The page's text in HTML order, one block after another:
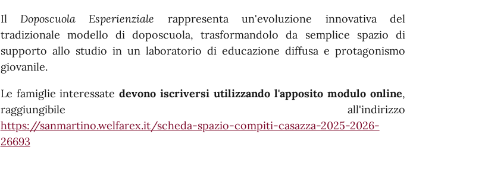
IlDoposcuola Esperienziale
rappresenta un'evoluzione innovativa del
tradizionale modello di doposcuola, trasformandolo da semplice spazio di
supporto allo studio in un laboratorio di educazione diffusa e protagonismo
giovanile.
Le famiglie interessatedevono iscriversi utilizzando l'apposito modulo online,
raggiungibile all'indirizzo
https://sanmartino.welfarex.it/scheda-spazio-compiti-casazza-2025-2026-
26693